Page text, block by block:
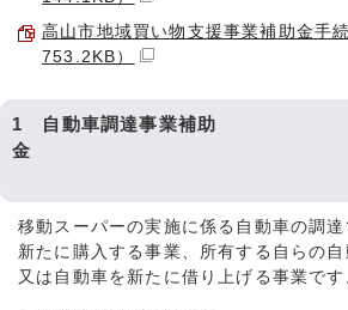
高山市地域買い物支援事業補助金手
753.2KB）
1 自動車調達事業補助
移動スーパーの実施に係る自動車の調
新たに購入する事業、所有する自らの
又は自動車を新たに借り上げる事業です